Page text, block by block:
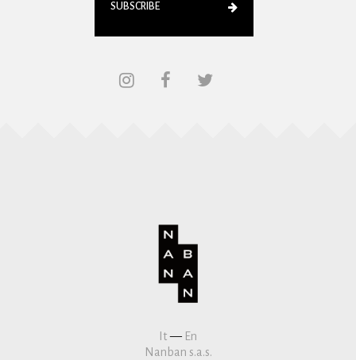
SUBSCRIBE
It— En
Nanban s.a.s.